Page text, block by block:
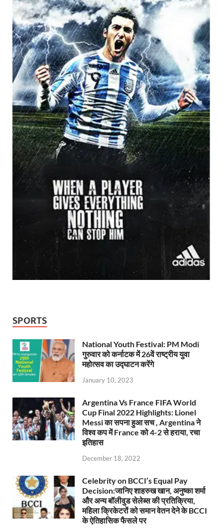
SPORTS
National Youth Festival: PM Modi
गुरुवार को कर्नाटक में 26वें राष्ट्रीय युवा
महोत्सव का उद्घाटन करेंगे
January 10, 2023
Argentina Vs France FIFA World
Cup Final 2022 Highlights: Lionel
Messi का सपना हुआ सच , Argentina ने
विश्व कप में France को 4-2 से हराया, रचा
इतिहास
December 18, 2022
Celebrity on BCCI’s Equal Pay
Decision:जानिए शाहरुख खान, अनुष्का शर्मा
और अन्य बॉलीवुड सेलेब्स की प्रतिक्रिया,
महिला क्रिकेटरों को समान वेतन देने के BCCI
के ऐतिहासिक फैसले पर